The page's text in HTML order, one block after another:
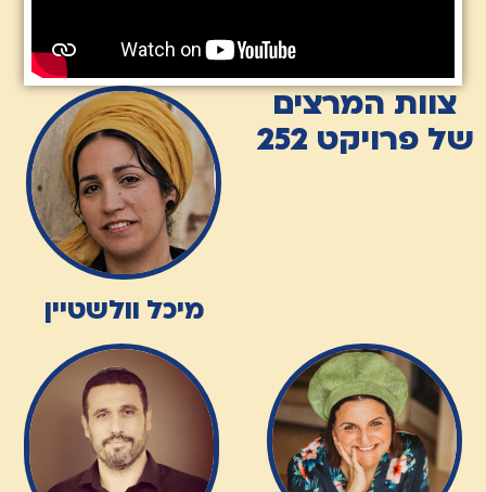
צוות המרצים
של פרויקט 252
מיכל וולשטיין